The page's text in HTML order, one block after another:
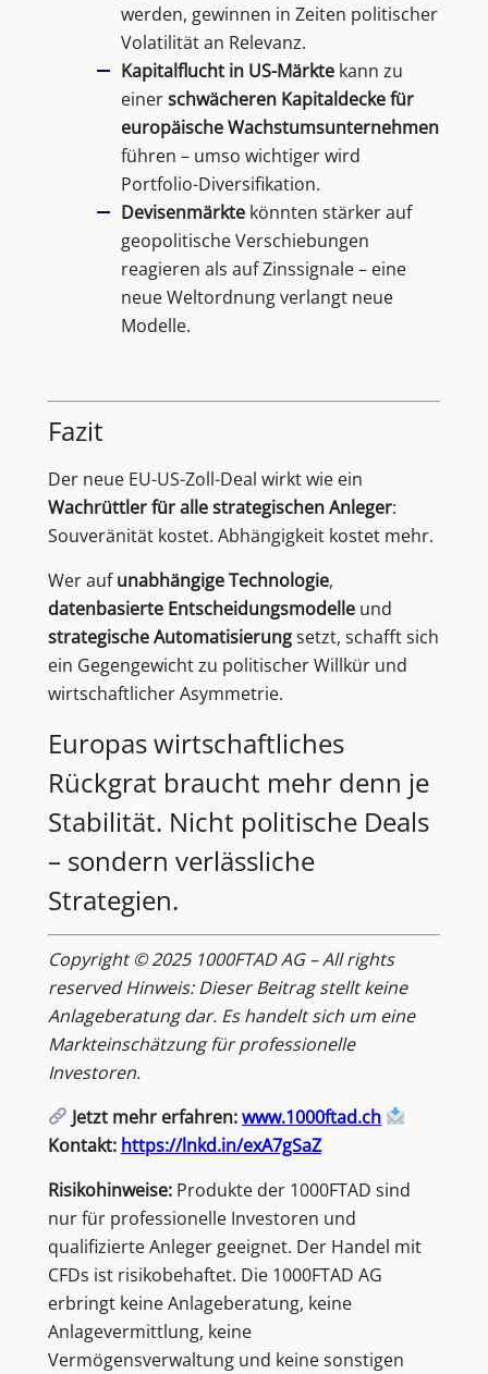
werden, gewinnen in Zeiten politischer
Volatilität an Relevanz.
Kapitalflucht in US-Märktekann zu
einerschwächeren Kapitaldecke für
europäische Wachstumsunternehmen
führen – umso wichtiger wird
Portfolio-Diversifikation.
Devisenmärktekönnten stärker auf
geopolitische Verschiebungen
reagieren als auf Zinssignale – eine
neue Weltordnung verlangt neue
Modelle.
Fazit
Der neue EU-US-Zoll-Deal wirkt wie ein
Wachrüttler für alle strategischen Anleger:
Souveränität kostet. Abhängigkeit kostet mehr.
Wer aufunabhängige Technologie,
datenbasierte Entscheidungsmodelleund
strategische Automatisierungsetzt, schafft sich
ein Gegengewicht zu politischer Willkür und
wirtschaftlicher Asymmetrie.
Europas wirtschaftliches
Rückgrat braucht mehr denn je
Stabilität. Nicht politische Deals
– sondern verlässliche
Strategien.
Copyright © 2025 1000FTAD AG – All rights
reserved Hinweis: Dieser Beitrag stellt keine
Anlageberatung dar. Es handelt sich um eine
Markteinschätzung für professionelle
Investoren.
Jetzt mehr erfahren:www.1000ftad.ch
Kontakt: https://lnkd.in/exA7gSaZ
Risikohinweise: Produkte der 1000FTAD sind
nur für professionelle Investoren und
qualifizierte Anleger geeignet. Der Handel mit
CFDs ist risikobehaftet. Die 1000FTAD AG
erbringt keine Anlageberatung, keine
Anlagevermittlung, keine
Vermögensverwaltung und keine sonstigen